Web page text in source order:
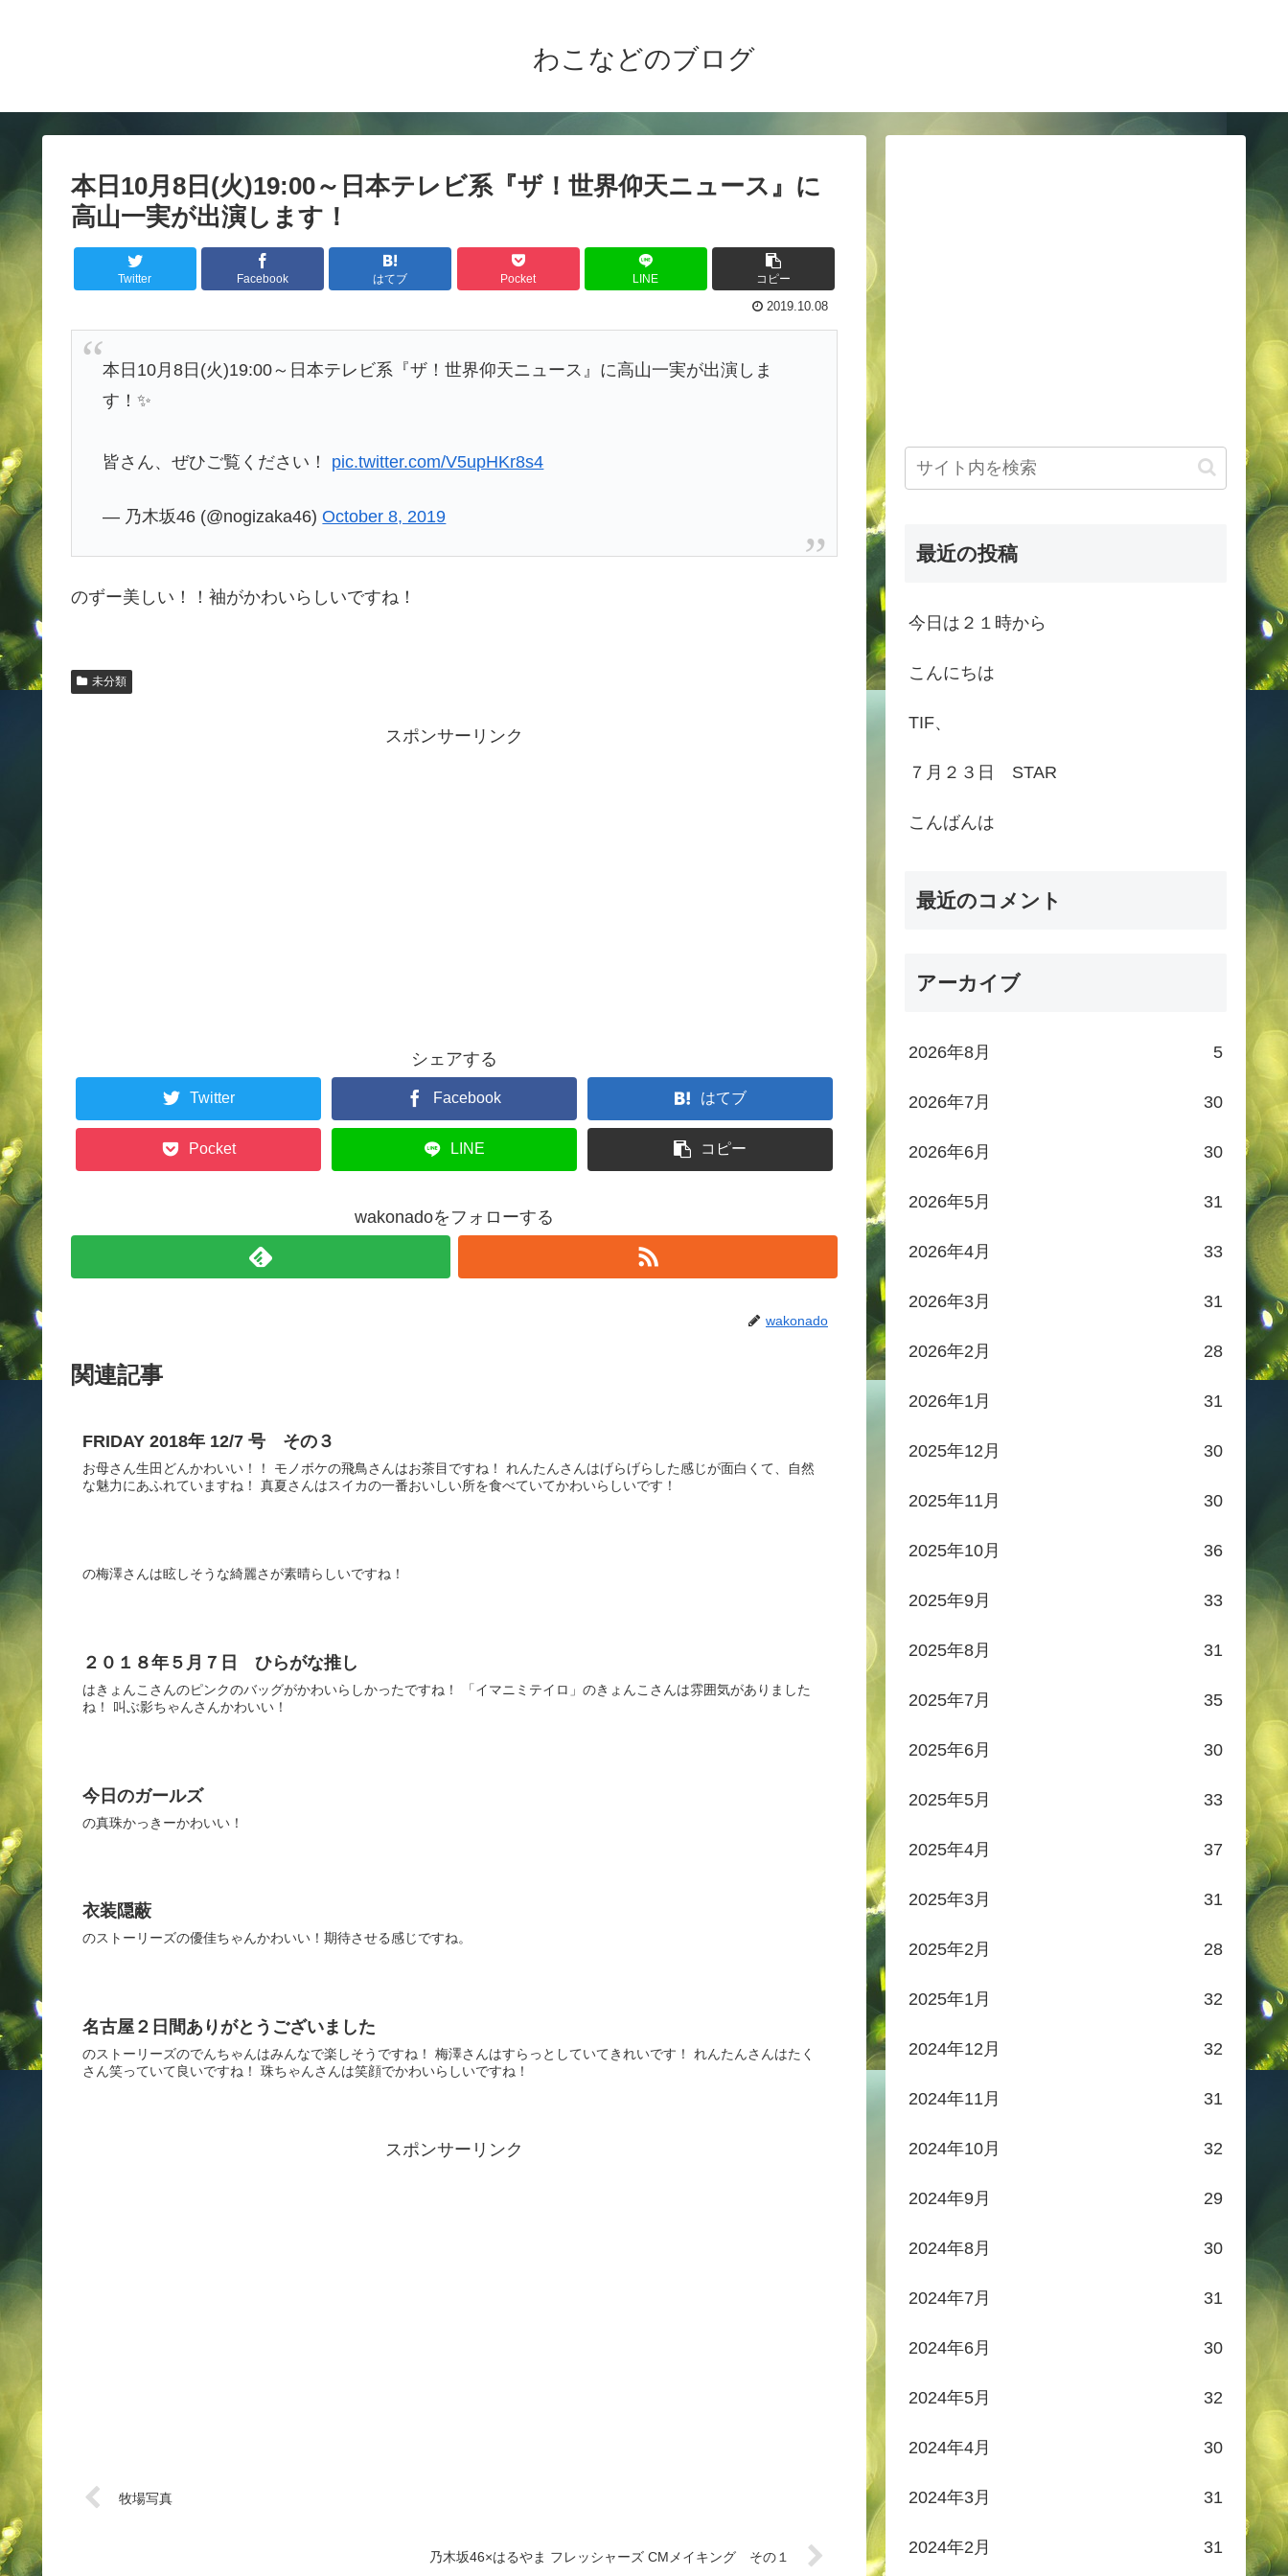
わこなどのブログ
本日10月8日(火)19:00～日本テレビ系『ザ！世界仰天ニュース』に
高山一実が出演します！
Twitter Facebook はてブ Pocket LINE コピー
2019.10.08
本日10月8日(火)19:00～日本テレビ系『ザ！世界仰天ニュース』に高山一実が出演しま
す！✨
皆さん、ぜひご覧ください！ pic.twitter.com/V5upHKr8s4
— 乃木坂46 (@nogizaka46)October 8, 2019
のずー美しい！！袖がかわいらしいですね！
未分類
スポンサーリンク
シェアする
Twitter Facebook はてブ
Pocket LINE コピー
wakonadoをフォローする
wakonado
関連記事
FRIDAY 2018年 12/7 号 その３
お母さん生田どんかわいい！！ モノボケの飛鳥さんはお茶目ですね！ れんたんさんはげらげらした感じが面白くて、自然
な魅力にあふれていますね！ 真夏さんはスイカの一番おいしい所を食べていてかわいらしいです！
の梅澤さんは眩しそうな綺麗さが素晴らしいですね！
２０１８年５月７日 ひらがな推し
はきょんこさんのピンクのバッグがかわいらしかったですね！ 「イマニミテイロ」のきょんこさんは雰囲気がありました
ね！ 叫ぶ影ちゃんさんかわいい！
今日のガールズ
の真珠かっきーかわいい！
衣装隠蔽
のストーリーズの優佳ちゃんかわいい！期待させる感じですね。
名古屋２日間ありがとうございました
のストーリーズのでんちゃんはみんなで楽しそうですね！ 梅澤さんはすらっとしていてきれいです！ れんたんさんはたく
さん笑っていて良いですね！ 珠ちゃんさんは笑顔でかわいらしいですね！
スポンサーリンク
牧場写真
乃木坂46×はるやま フレッシャーズ CMメイキング その１
最近の投稿
今日は２１時から
こんにちは
TIF、
７月２３日 STAR
こんばんは
最近のコメント
アーカイブ
2026年8月 5
2026年7月 30
2026年6月 30
2026年5月 31
2026年4月 33
2026年3月 31
2026年2月 28
2026年1月 31
2025年12月 30
2025年11月 30
2025年10月 36
2025年9月 33
2025年8月 31
2025年7月 35
2025年6月 30
2025年5月 33
2025年4月 37
2025年3月 31
2025年2月 28
2025年1月 32
2024年12月 32
2024年11月 31
2024年10月 32
2024年9月 29
2024年8月 30
2024年7月 31
2024年6月 30
2024年5月 32
2024年4月 30
2024年3月 31
2024年2月 31